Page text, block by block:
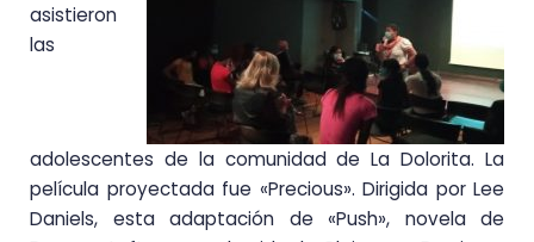
asistieron
las
adolescentes de la comunidad de La Dolorita. La
película proyectada fue «Precious». Dirigida por Lee
Daniels, esta adaptación de «Push», novela de